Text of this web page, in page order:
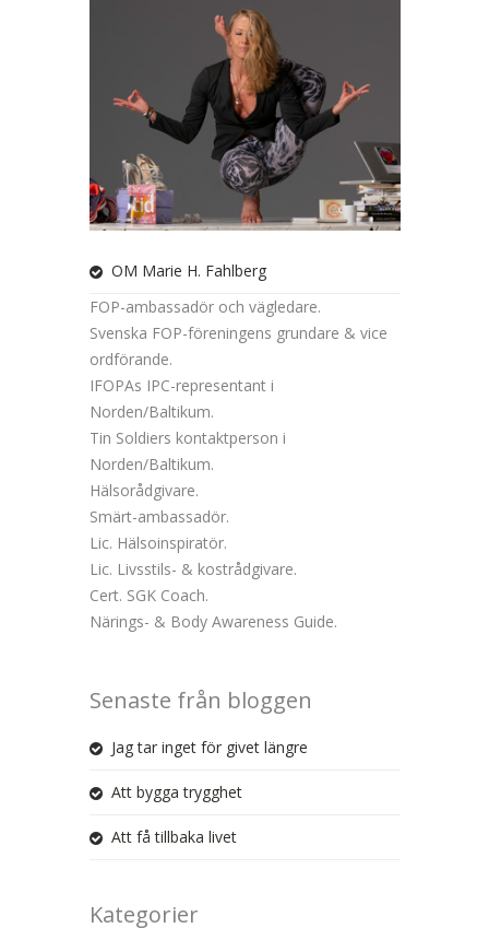
OM Marie H. Fahlberg
FOP-ambassadör och vägledare.
Svenska FOP-föreningens grundare & vice
ordförande.
IFOPAs IPC-representant i
Norden/Baltikum.
Tin Soldiers kontaktperson i
Norden/Baltikum.
Hälsorådgivare.
Smärt-ambassadör.
Lic. Hälsoinspiratör.
Lic. Livsstils- & kostrådgivare.
Cert. SGK Coach.
Närings- & Body Awareness Guide.
Senaste från bloggen
Jag tar inget för givet längre
Att bygga trygghet
Att få tillbaka livet
Kategorier